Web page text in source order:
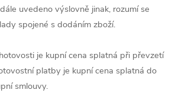
uvedeno výslovně jinak, rozumí se
spojené s dodáním zboží.
je kupní cena splatná při převzetí
platby je kupní cena splatná do
smlouvy.